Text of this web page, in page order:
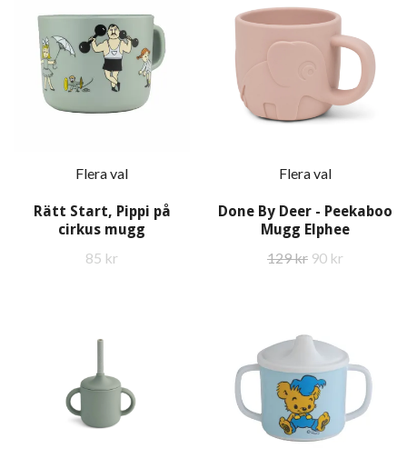
Flera val
Rätt Start, Pippi på
cirkus mugg
85 kr
Flera val
Done By Deer - Peekaboo
Mugg Elphee
129 kr 90 kr